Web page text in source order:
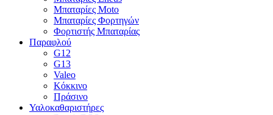
Μπαταρίες Moto
Μπαταρίες Φορτηγών
Φορτιστής Μπαταρίας
Παραφλού
G12
G13
Valeo
Κόκκινο
Πράσινο
Υαλοκαθαριστήρες